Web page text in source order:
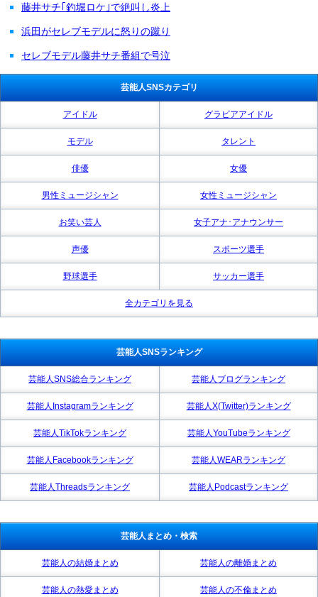
藤井サチ｢釣堀ロケ｣で絶叫し炎上
浜田がセレブモデルに怒りの蹴り
セレブモデル藤井サチ番組で号泣
芸能人SNSカテゴリ
アイドル グラビアアイドル
モデル タレント
俳優 女優
男性ミュージシャン 女性ミュージシャン
お笑い芸人 女子アナ･アナウンサー
声優 スポーツ選手
野球選手 サッカー選手
全カテゴリを見る
芸能人SNSランキング
芸能人SNS総合ランキング 芸能人ブログランキング
芸能人Instagramランキング 芸能人X(Twitter)ランキング
芸能人TikTokランキング 芸能人YouTubeランキング
芸能人Facebookランキング 芸能人WEARランキング
芸能人Threadsランキング 芸能人Podcastランキング
芸能人まとめ・検索
芸能人の結婚まとめ 芸能人の離婚まとめ
芸能人の熱愛まとめ 芸能人の不倫まとめ